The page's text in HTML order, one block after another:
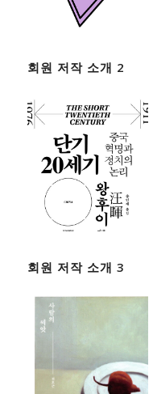
회원 저작 소개 2
회원 저작 소개 3